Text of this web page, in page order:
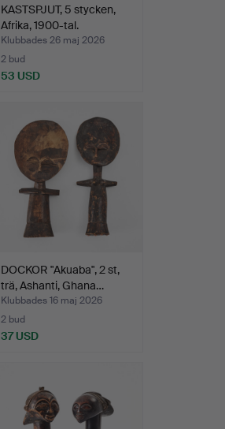
KASTSPJUT, 5 stycken,
Afrika, 1900-tal.
Klubbades 26 maj 2026
2 bud
53 USD
DOCKOR "Akuaba", 2 st,
trä, Ashanti, Ghana…
Klubbades 16 maj 2026
2 bud
37 USD